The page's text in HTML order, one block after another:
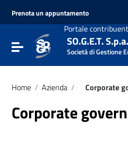
Vai al menu di navigazione
Prenota un appuntamento
Portale
Attiva / disattiva la navigazione
SO.G.E.T. S.p.a.
Società di Gestione
Home / Azienda / Corporate
Corporate